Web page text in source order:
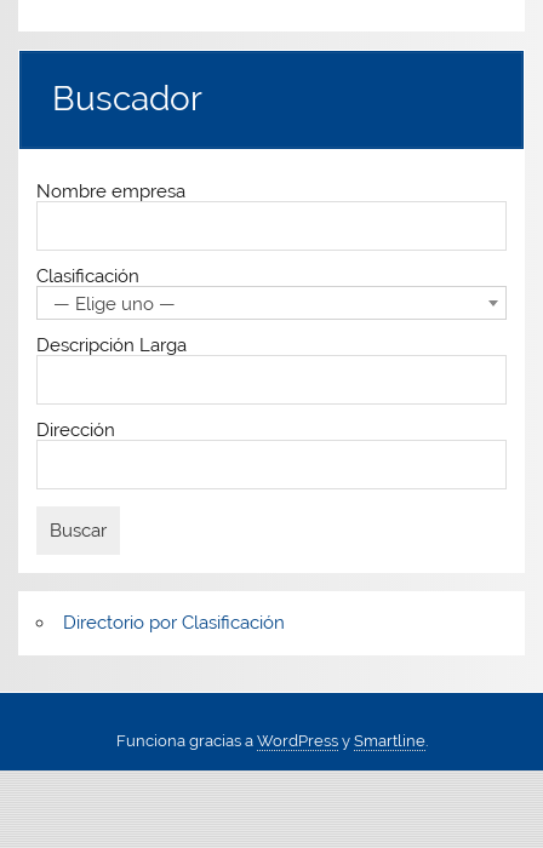
Buscador
Nombre empresa
Clasificación
— Elige uno —
Descripción Larga
Dirección
Directorio por Clasificación
Funciona gracias a WordPressy Smartline.